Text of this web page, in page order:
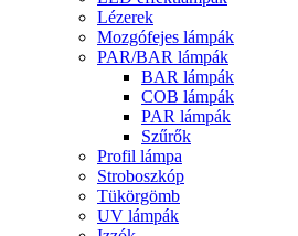
Lézerek
Mozgófejes lámpák
PAR/BAR lámpák
BAR lámpák
COB lámpák
PAR lámpák
Szűrők
Profil lámpa
Stroboszkóp
Tükörgömb
UV lámpák